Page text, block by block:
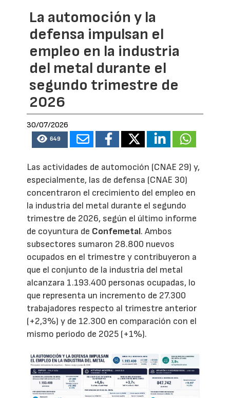
La automoción y la
defensa impulsan el
empleo en la industria
del metal durante el
segundo trimestre de
2026
30/07/2026
649
Las actividades de automoción (CNAE 29) y,
especialmente, las de defensa (CNAE 30)
concentraron el crecimiento del empleo en
la industria del metal durante el segundo
trimestre de 2026, según el último informe
de coyuntura de Confemetal. Ambos
subsectores sumaron 28.800 nuevos
ocupados en el trimestre y contribuyeron a
que el conjunto de la industria del metal
alcanzara 1.193.400 personas ocupadas, lo
que representa un incremento de 27.300
trabajadores respecto al trimestre anterior
(+2,3%) y de 12.300 en comparación con el
mismo periodo de 2025 (+1%).